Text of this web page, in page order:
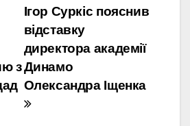
Ігор Суркіс пояснив
відставку
директора академії
Динамо
Олександра Іщенка
з